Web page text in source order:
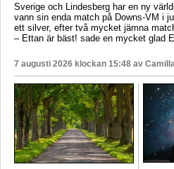
Sverige och Lindesberg har en ny
vann sin enda match på Downs-VM i
ett silver, efter två mycket jämna
– Ettan är bäst! sade en mycket glad
7 augusti 2026 klockan 15:48 av